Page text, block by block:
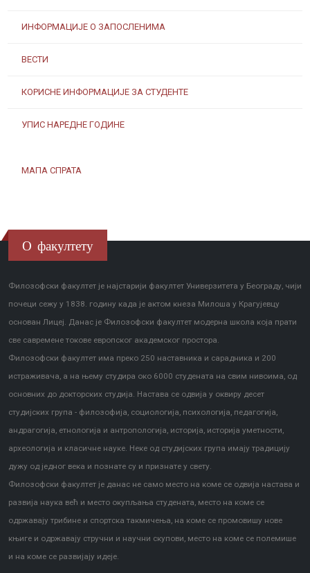
ИНФОРМАЦИЈЕ О ЗАПОСЛЕНИМА
ВЕСТИ
КОРИСНЕ ИНФОРМАЦИЈЕ ЗА СТУДЕНТЕ
УПИС НАРЕДНЕ ГОДИНЕ
МАПА СПРАТА
О факултету
Филозофски факултет је најстарији факултет Универзитета у Београду, чији
почеци сежу у 1838. годину када је актом кнеза Милоша у Крагујевцу
основан Лицеј. Данас је Филозофски факултет модерна школа која прати
све савремене токове европског академског простора.
Филозофски факултет има преко 250 наставника и сарадника и 200
истраживача, а на њему студира око 6000 студената на свим нивоима, од
основних до докторских студија. Настава се одвија у оквиру десет
студијских група - филозофија, социологија, психологија, педагогија,
андрагогија, етнологија и антропологија, историја, историја уметности,
археологија и класичне науке. Неке од студијских група имају традицију
дужу од једног века и познате су и признате у свету.
Филозофски факултет је данас не само место на коме се одвија настава и
развија наука већ и место окупљања студената, место на коме се
одржавају трибине и спортска такмичења, на коме се промовишу нове
књиге и одржавају стручни и научни скупови, место на коме се полемише
и на коме се развијају идеје.